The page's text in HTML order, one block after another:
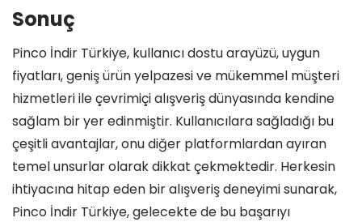
Sonuç
Pinco İndir Türkiye, kullanıcı dostu arayüzü, uygun
fiyatları, geniş ürün yelpazesi ve mükemmel müşteri
hizmetleri ile çevrimiçi alışveriş dünyasında kendine
sağlam bir yer edinmiştir. Kullanıcılara sağladığı bu
çeşitli avantajlar, onu diğer platformlardan ayıran
temel unsurlar olarak dikkat çekmektedir. Herkesin
ihtiyacına hitap eden bir alışveriş deneyimi sunarak,
Pinco İndir Türkiye, gelecekte de bu başarıyı